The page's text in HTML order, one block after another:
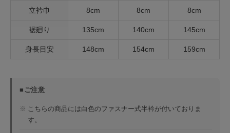
立衿巾 8cm 8cm 8cm
裾廻り 135cm 140cm 145cm
身長目安 148cm 154cm 159cm
■ご注意
※ こちらの商品には白色のファスナー式半衿が付いておりま
す。